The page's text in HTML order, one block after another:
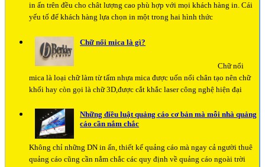
in ấn trên đều cho chât lượng cao phù hợp với mọi khách hàng in. Cái
yếu tố để khách hàng lựa chọn in một trong hai hình thức
Chữ nổi mica là gì?
Chữ nổi
mica là loại chữ làm từ tấm nhựa mica được uốn nổi chân tạo nên chữ
khối hay còn gọi là chữ 3D,được cắt khắc laser công nghệ hiện đại
Những điều luật quảng cáo cơ bản mà mỗi nhà quảng
cáo cần nắm chắc
Không chỉ những DN in ấn, thiết kế quảng cáo mà ngay cả người thuê
quảng cáo cũng cần nắm chắc các quy định về quảng cáo ngoài trời